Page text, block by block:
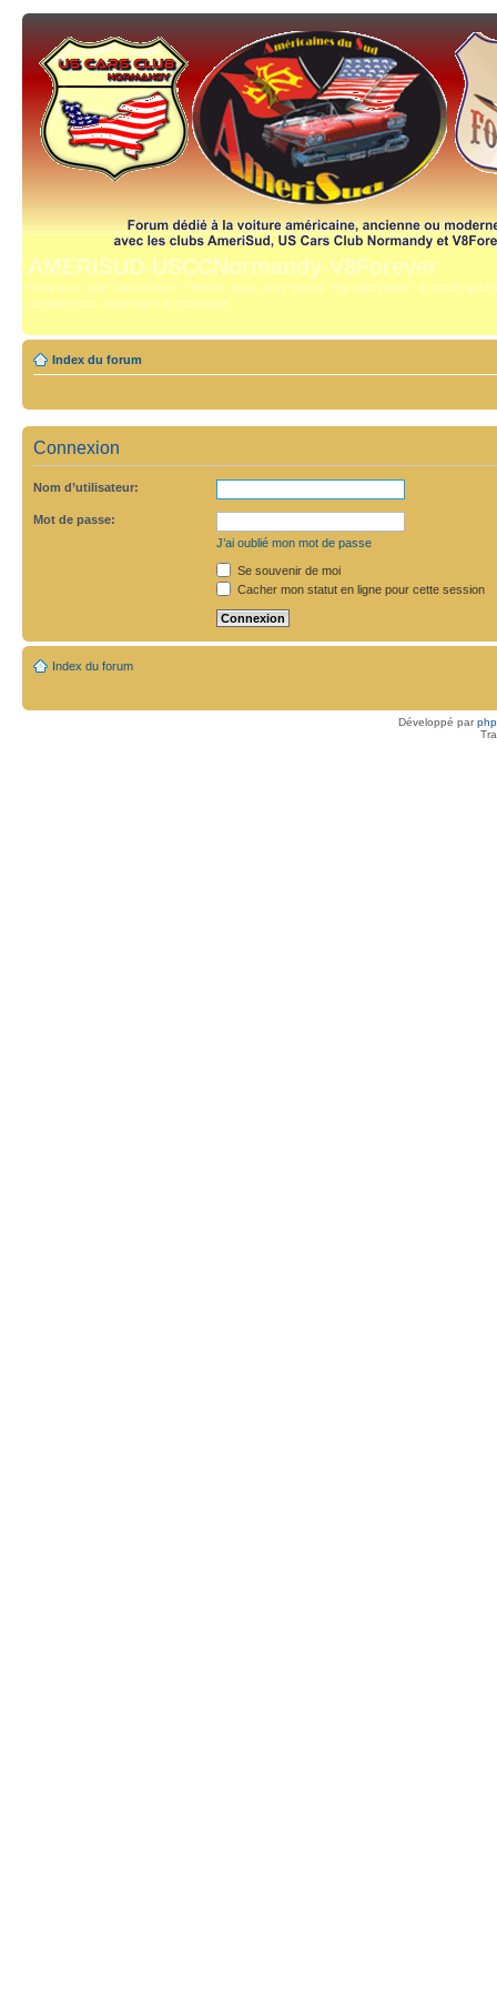
AMERISUD-USCCNormandy-V8Forever
Vous avez une "américaine" ? Bravo, vous avez trouvé "the right place", le forum qui
compétence, reportages et technique.
Index du forum
Connexion
Nom d’utilisateur:
Mot de passe:
J’ai oublié mon mot de passe
Se souvenir de moi
Cacher mon statut en ligne pour cette session
Index du forum
Développé par